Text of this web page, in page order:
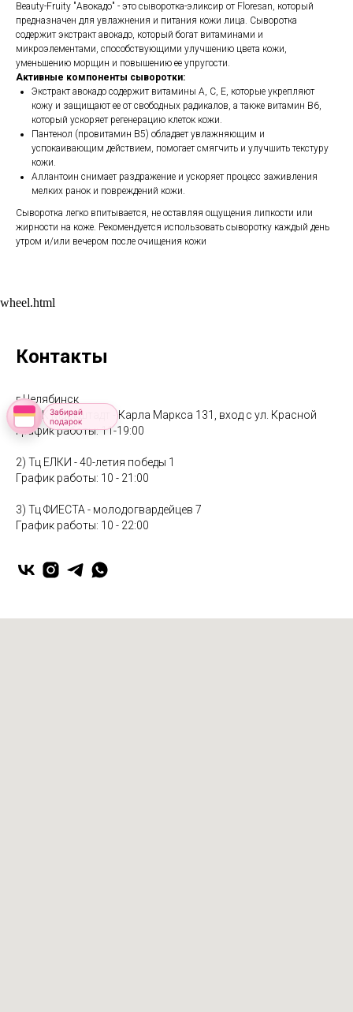
Beauty-Fruity "Авокадо" - это сыворотка-эликсир от Floresan, который
предназначен для увлажнения и питания кожи лица. Сыворотка
содержит экстракт авокадо, который богат витаминами и
микроэлементами, способствующими улучшению цвета кожи,
уменьшению морщин и повышению ее упругости.
Активные компоненты сыворотки:
Экстракт авокадо содержит витамины А, С, Е, которые укрепляют
кожу и защищают ее от свободных радикалов, а также витамин В6,
который ускоряет регенерацию клеток кожи.
Пантенол (провитамин В5) обладает увлажняющим и
успокаивающим действием, помогает смягчить и улучшить текстуру
кожи.
Аллантоин снимает раздражение и ускоряет процесс заживления
мелких ранок и повреждений кожи.
Сыворотка легко впитывается, не оставляя ощущения липкости или
жирности на коже. Рекомендуется использовать сыворотку каждый день
утром и/или вечером после очищения кожи
wheel.html
Забирай
подарок
Контакты
г Челябинск
1) ТДК Маркштадт - Карла Маркса 131, вход с ул. Красной
График работы: 11-19:00
2) Тц ЕЛКИ - 40-летия победы 1
График работы: 10 - 21:00
3) Тц ФИЕСТА - молодогвардейцев 7
График работы: 10 - 22:00